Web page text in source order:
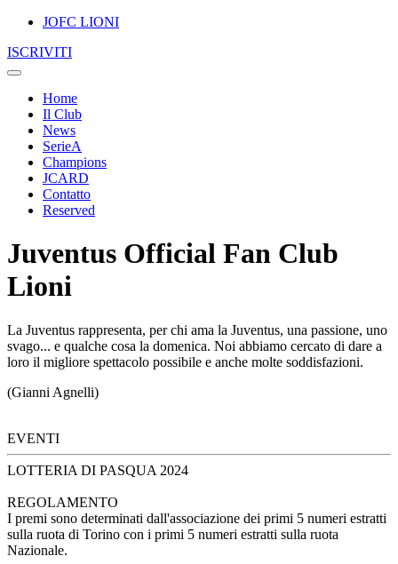
JOFC LIONI
ISCRIVITI
Home
Il Club
News
SerieA
Champions
JCARD
Contatto
Reserved
Juventus Official Fan Club
Lioni
La Juventus rappresenta, per chi ama la Juventus, una passione, uno
svago... e qualche cosa la domenica. Noi abbiamo cercato di dare a
loro il migliore spettacolo possibile e anche molte soddisfazioni.
(Gianni Agnelli)
EVENTI
LOTTERIA DI PASQUA 2024
REGOLAMENTO
I premi sono determinati dall'associazione dei primi 5 numeri estratti
sulla ruota di Torino con i primi 5 numeri estratti sulla ruota
Nazionale.